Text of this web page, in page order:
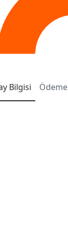
Bilgisi Ödeme